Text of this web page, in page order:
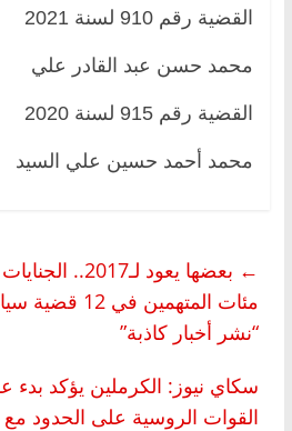
القضية رقم 910 لسنة 2021
محمد حسن عبد القادر علي
القضية رقم 915 لسنة 2020
محمد أحمد حسين علي السيد
←
بعضها يعود
مئات المتهمين
“نشر أخبار كاذبة”
سكاي نيوز: الكرملين يؤكد
القوات الروسية على الحدود مع